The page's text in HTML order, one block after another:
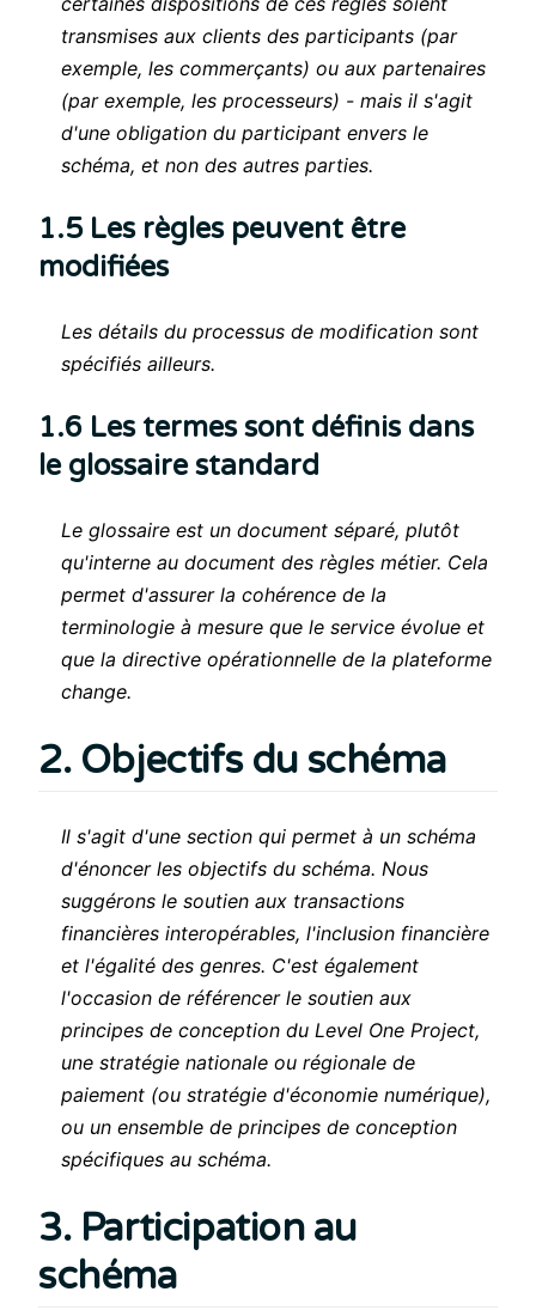
transmises aux clients des participants (par
exemple, les commerçants) ou aux partenaires
(par exemple, les processeurs) - mais il s'agit
d'une obligation du participant envers le
schéma, et non des autres parties.
1.5 Les règles peuvent être
modifiées
Les détails du processus de modification sont
spécifiés ailleurs.
1.6 Les termes sont définis dans
le glossaire standard
Le glossaire est un document séparé, plutôt
qu'interne au document des règles métier. Cela
permet d'assurer la cohérence de la
terminologie à mesure que le service évolue et
que la directive opérationnelle de la plateforme
change.
2. Objectifs du schéma
Il s'agit d'une section qui permet à un schéma
d'énoncer les objectifs du schéma. Nous
suggérons le soutien aux transactions
financières interopérables, l'inclusion financière
et l'égalité des genres. C'est également
l'occasion de référencer le soutien aux
principes de conception du Level One Project,
une stratégie nationale ou régionale de
paiement (ou stratégie d'économie numérique),
ou un ensemble de principes de conception
spécifiques au schéma.
3. Participation au
schéma